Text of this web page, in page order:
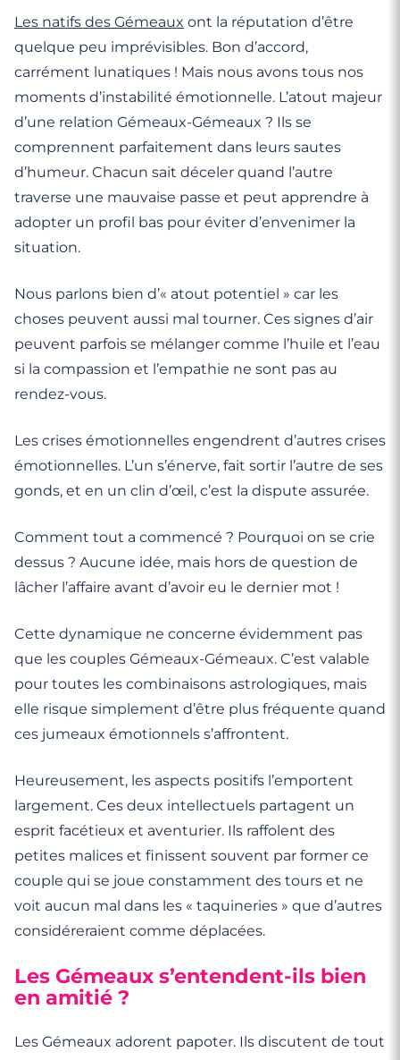
Les natifs des Gémeaux ont la réputation d’être
quelque peu imprévisibles. Bon d’accord,
carrément lunatiques ! Mais nous avons tous nos
moments d’instabilité émotionnelle. L’atout majeur
d’une relation Gémeaux-Gémeaux ? Ils se
comprennent parfaitement dans leurs sautes
d’humeur. Chacun sait déceler quand l’autre
traverse une mauvaise passe et peut apprendre à
adopter un profil bas pour éviter d’envenimer la
situation.
Nous parlons bien d’« atout potentiel » car les
choses peuvent aussi mal tourner. Ces signes d’air
peuvent parfois se mélanger comme l’huile et l’eau
si la compassion et l’empathie ne sont pas au
rendez-vous.
Les crises émotionnelles engendrent d’autres crises
émotionnelles. L’un s’énerve, fait sortir l’autre de ses
gonds, et en un clin d’œil, c’est la dispute assurée.
Comment tout a commencé ? Pourquoi on se crie
dessus ? Aucune idée, mais hors de question de
lâcher l’affaire avant d’avoir eu le dernier mot !
Cette dynamique ne concerne évidemment pas
que les couples Gémeaux-Gémeaux. C’est valable
pour toutes les combinaisons astrologiques, mais
elle risque simplement d’être plus fréquente quand
ces jumeaux émotionnels s’affrontent.
Heureusement, les aspects positifs l’emportent
largement. Ces deux intellectuels partagent un
esprit facétieux et aventurier. Ils raffolent des
petites malices et finissent souvent par former ce
couple qui se joue constamment des tours et ne
voit aucun mal dans les « taquineries » que d’autres
considéreraient comme déplacées.
Les Gémeaux s’entendent-ils bien
en amitié ?
Les Gémeaux adorent papoter. Ils discutent de tout